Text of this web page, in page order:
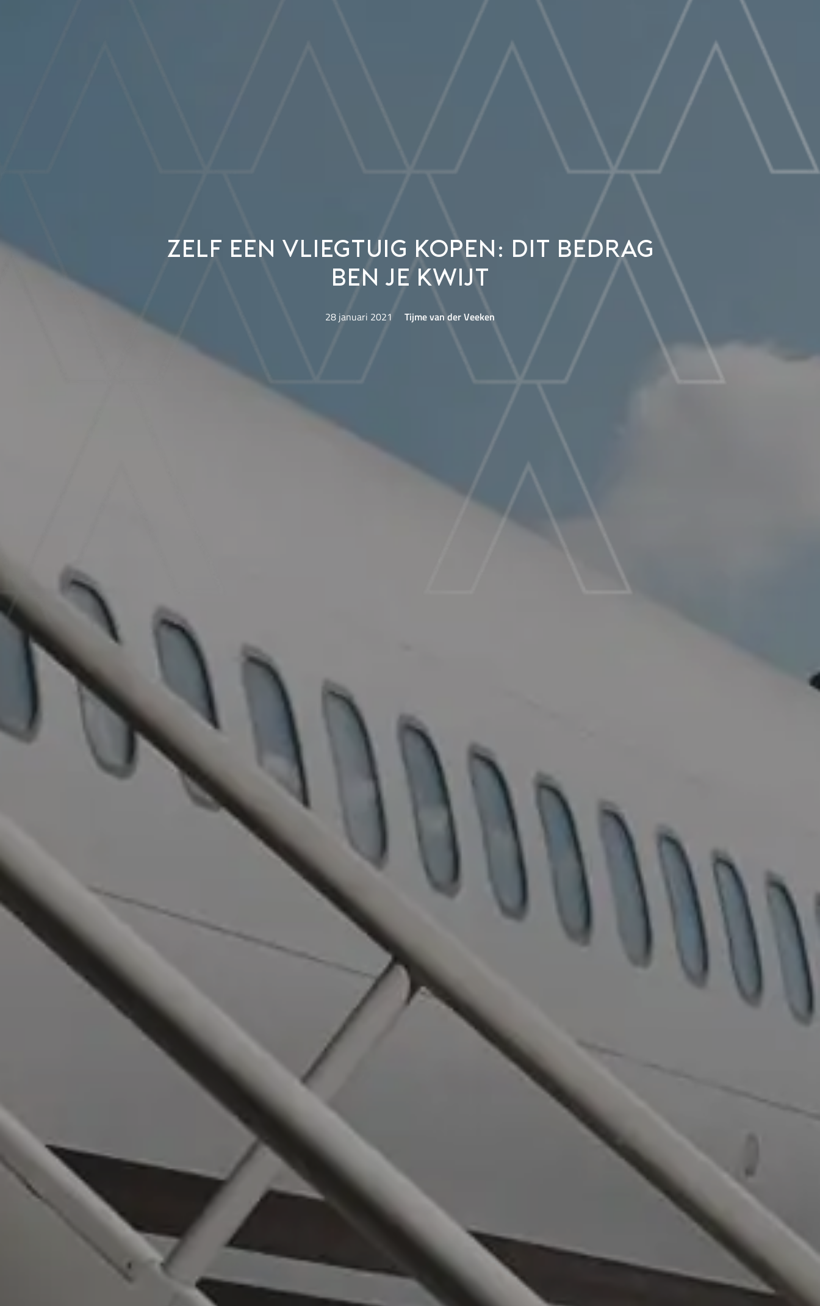
Zelf een vliegtuig kopen: dit bedrag
ben je kwijt
28 januari 2021 Tijme van der Veeken